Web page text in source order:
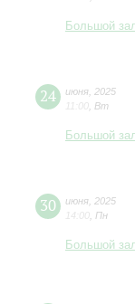
Большой
24 июня 2025
11:00 Вт
Большой
30 июня 2025
14:00 Пн
Большой